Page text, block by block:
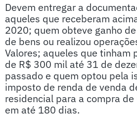
Devem entregar a
aqueles que receberam
2020; quem obteve ganho
de bens ou realizou
Valores; aqueles que tinham
de R$ 300 mil até 31 de
passado e quem optou pela
imposto de renda de venda
residencial para a compra
em até 180 dias.